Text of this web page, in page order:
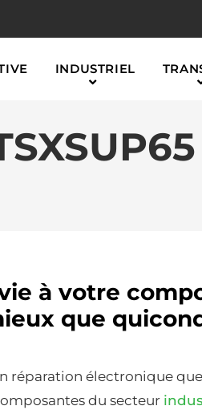
INDUSTRIEL
à votre
que
réparation électronique
du secteur